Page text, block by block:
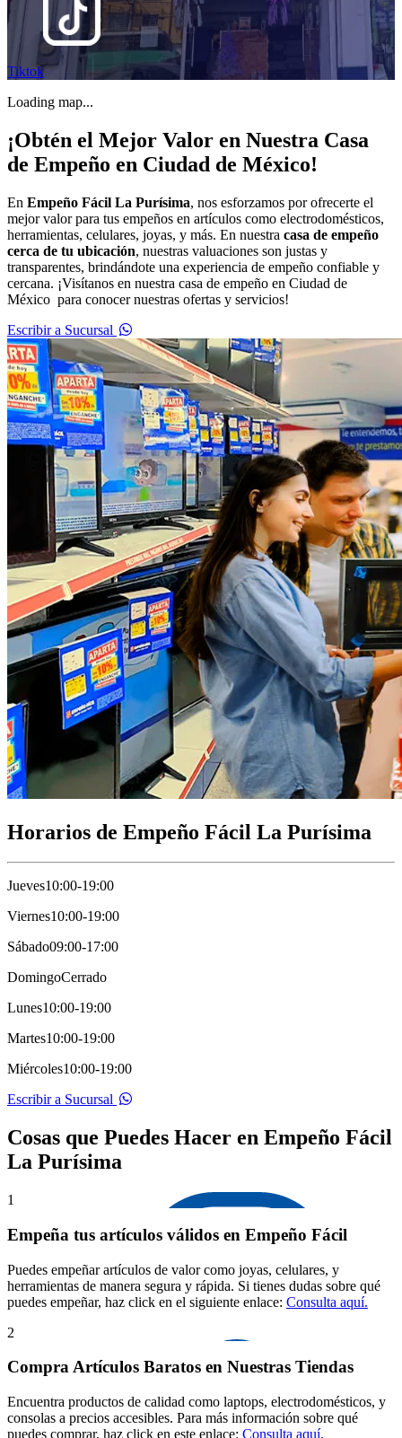
Tiktok
Loading map...
¡Obtén el Mejor Valor en Nuestra Casa
de Empeño en Ciudad de México!
En Empeño Fácil La Purísima, nos esforzamos por ofrecerte el
mejor valor para tus empeños en artículos como electrodomésticos,
herramientas, celulares, joyas, y más. En nuestra casa de empeño
cerca de tu ubicación, nuestras valuaciones son justas y
transparentes, brindándote una experiencia de empeño confiable y
cercana. ¡Visítanos en nuestra casa de empeño en Ciudad de
México para conocer nuestras ofertas y servicios!
Escribir a Sucursal
Horarios de Empeño Fácil La Purísima
Jueves10:00-19:00
Viernes10:00-19:00
Sábado09:00-17:00
DomingoCerrado
Lunes10:00-19:00
Martes10:00-19:00
Miércoles10:00-19:00
Escribir a Sucursal
Cosas que Puedes Hacer en Empeño Fácil
La Purísima
1
Empeña tus artículos válidos en Empeño Fácil
Puedes empeñar artículos de valor como joyas, celulares, y
herramientas de manera segura y rápida. Si tienes dudas sobre qué
puedes empeñar, haz click en el siguiente enlace: Consulta aquí.
2
Compra Artículos Baratos en Nuestras Tiendas
Encuentra productos de calidad como laptops, electrodomésticos, y
consolas a precios accesibles. Para más información sobre qué
puedes comprar, haz click en este enlace: Consulta aquí.